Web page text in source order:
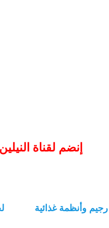
إنضم لقناة
رجيم وأنظمة غذائية